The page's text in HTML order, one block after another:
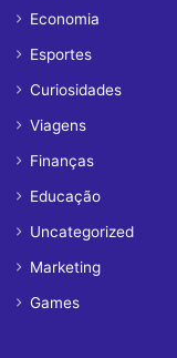
Economia
Esportes
Curiosidades
Viagens
Finanças
Educação
Uncategorized
Marketing
Games